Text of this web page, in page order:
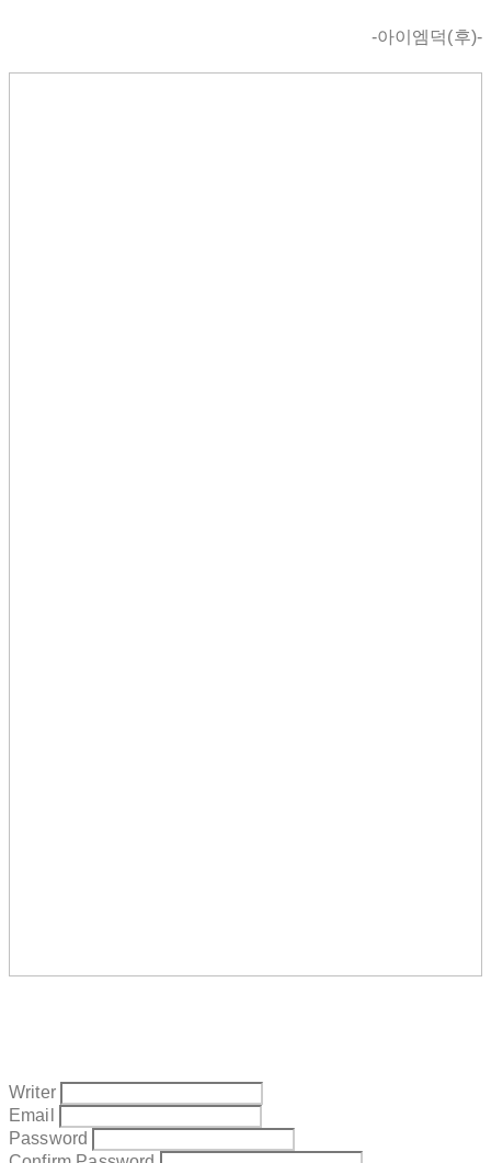
-아이엠덕(후)-
Writer
Email
Password